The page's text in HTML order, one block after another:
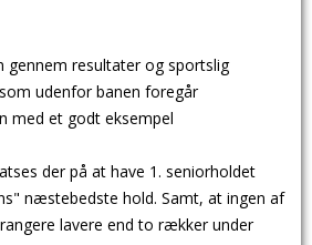
gennem resultater og sportslig
udenfor banen foregår
med et godt eksempel
der på at have 1. seniorholdet
næstebedste hold. Samt, at ingen af
lavere end to rækker under